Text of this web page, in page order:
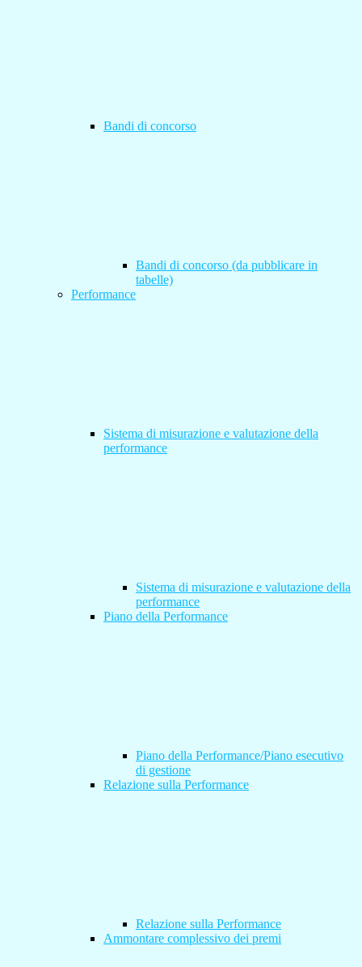
Bandi di concorso
Bandi di concorso (da pubblicare in
tabelle)
Performance
Sistema di misurazione e valutazione della
performance
Sistema di misurazione e valutazione della
performance
Piano della Performance
Piano della Performance/Piano esecutivo
di gestione
Relazione sulla Performance
Relazione sulla Performance
Ammontare complessivo dei premi